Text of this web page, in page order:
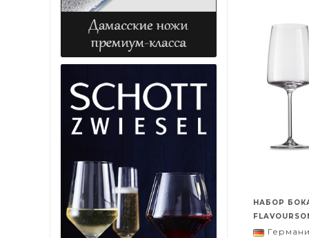
НАБОР